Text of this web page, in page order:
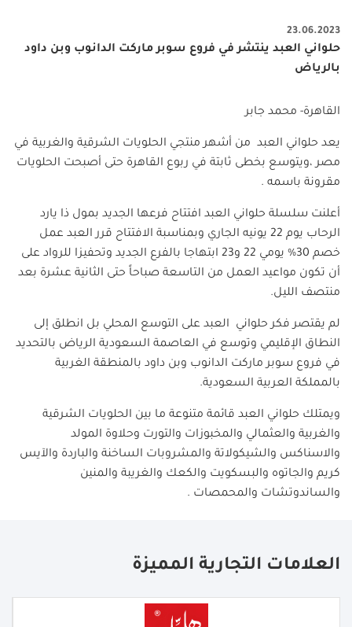
23.06.2023
حلواني العبد ينتشر في فروع سوبر ماركت الدانوب وبن داود
بالرياض
القاهرة- محمد جابر
يعد حلواني العبد من أشهر منتجي الحلويات الشرقية والغربية في
مصر ،ويتوسع بخطى ثابتة في ربوع القاهرة حتى أصبحت الحلويات
مقرونة باسمه .
أعلنت سلسلة حلواني العبد افتتاح فرعها الجديد بمول ذا يارد
الرحاب يوم 22 يونيه الجاري وبمناسبة الافتتاح قرر العبد عمل
خصم 30% يومي 22 و23 ابتهاجا بالفرع الجديد وتحفيزا للرواد على
أن تكون مواعيد العمل من التاسعة صباحاً حتى الثانية عشرة بعد
منتصف الليل.
لم يقتصر فكر حلواني العبد على التوسع المحلي بل انطلق إلى
النطاق الإقليمي وتوسع في العاصمة السعودية الرياض بالتحديد
في فروع سوبر ماركت الدانوب وبن داود بالمنطقة الغربية
بالمملكة العربية السعودية.
ويمتلك حلواني العبد قائمة متنوعة ما بين الحلويات الشرقية
والغربية والعثمالي والمخبوزات والتورت وحلاوة المولد
والاسناكس والشيكولاتة والمشروبات الساخنة والباردة والآيس
كريم والجاتوه والبسكويت والكعك والغريبة والمنين
والساندوتشات والمحمصات .
العلامات التجارية المميزة